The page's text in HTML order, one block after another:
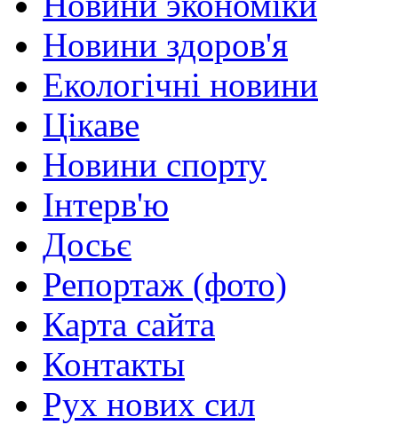
Новини здоров'я
Екологічні новини
Цікаве
Новини спорту
Інтерв'ю
Досьє
Репортаж (фото)
Карта сайта
Контакты
Рух нових сил